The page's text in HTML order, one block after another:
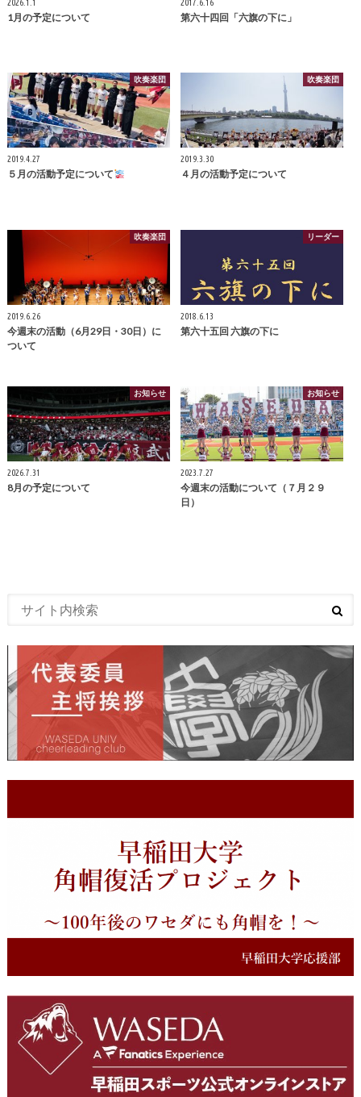
2026.1.1
1月の予定について
2017.6.16
第六十四回「六旗の下に」
吹奏楽団
2019.4.27
５月の活動予定について
吹奏楽団
2019.3.30
４月の活動予定について
吹奏楽団
2019.6.26
今週末の活動（6月29日・30日）に
ついて
リーダー
2018.6.13
第六十五回 六旗の下に
お知らせ
2026.7.31
8月の予定について
お知らせ
2023.7.27
今週末の活動について（７月２９
日）